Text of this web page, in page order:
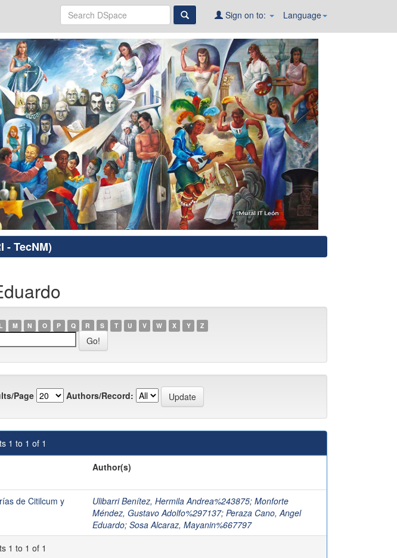
Language
Sign on to:
- TecNM)
L M N O P Q R S T U V W X Y Z
Page Authors/Record:
1 to 1 of 1
Author(s)
de Citilcum y
Ulibarri Benítez, Hermila Andrea%243875; Monforte
Méndez, Gustavo Adolfo%297137; Peraza Cano, Angel
Eduardo; Sosa Alcaraz, Mayanin%667797
1 to 1 of 1